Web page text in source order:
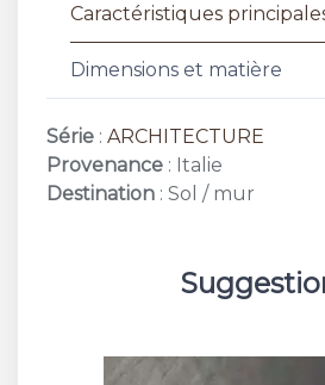
Caractéristiques
Dimensions et matière
Série : ARCHITECTURE
Provenance : Italie
Destination : Sol / mur